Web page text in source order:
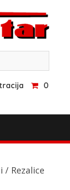
0
/ Rezalice